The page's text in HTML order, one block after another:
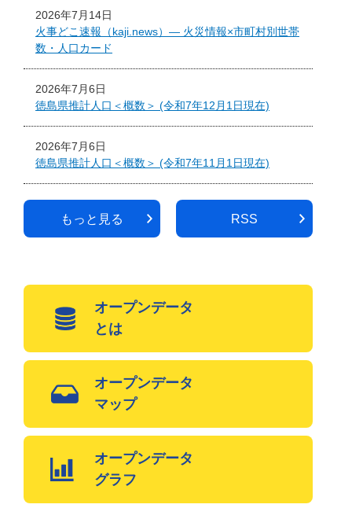
2026年7月14日
火事どこ速報（kaji.news）― 火災情報×市町村別世帯
数・人口カード
2026年7月6日
徳島県推計人口＜概数＞ (令和7年12月1日現在)
2026年7月6日
徳島県推計人口＜概数＞ (令和7年11月1日現在)
もっと見る RSS
オープンデータ
とは
オープンデータ
マップ
オープンデータ
グラフ